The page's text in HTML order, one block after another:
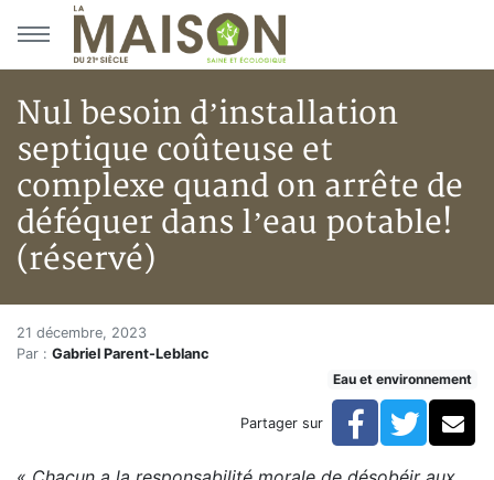
Aller au menu principal
Aller au contenu principal
Nul besoin d’installation
septique coûteuse et
complexe quand on arrête de
déféquer dans l’eau potable!
(réservé)
Accueil
Articles
Nul besoin d’installation septique coûteuse et
Nul besoin d’installation
21 décembre, 2023
Par : Gabriel Parent-Leblanc
Eau et environnement
Partager sur Facebook